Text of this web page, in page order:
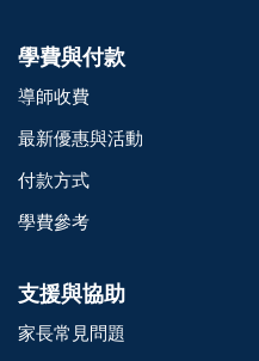
學費與付款
導師收費
最新優惠與活動
付款方式
學費參考
支援與協助
家長常見問題